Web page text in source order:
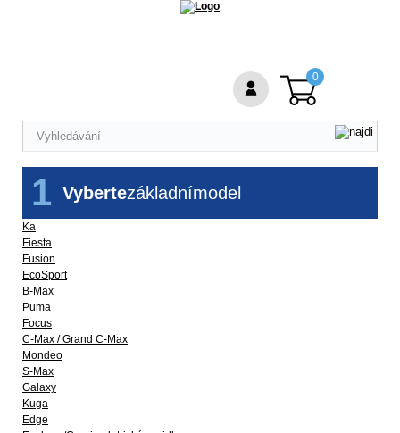
Vybertezákladnímodel
1
Ka
Fiesta
Fusion
EcoSport
B-Max
Puma
Focus
C-Max / Grand C-Max
Mondeo
S-Max
Galaxy
Kuga
Edge
0